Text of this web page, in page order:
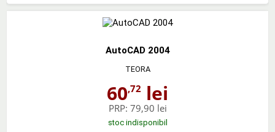
AutoCAD 2004
TEORA
60,72 lei
PRP: 79,90 lei
stoc indisponibil